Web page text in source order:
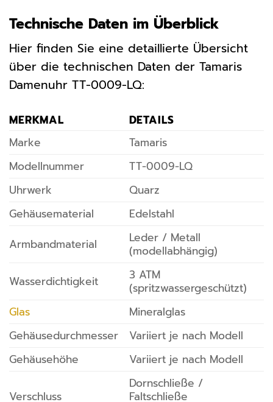
Technische Daten im Überblick
Hier finden Sie eine detaillierte Übersicht
über die technischen Daten der Tamaris
Damenuhr TT-0009-LQ:
MERKMAL
DETAILS
Marke
Tamaris
Modellnummer
TT-0009-LQ
Uhrwerk
Quarz
Gehäusematerial
Edelstahl
Armbandmaterial
Leder / Metall
(modellabhängig)
Wasserdichtigkeit
3 ATM
(spritzwassergeschützt)
Glas
Mineralglas
Gehäusedurchmesser
Variiert je nach Modell
Gehäusehöhe
Variiert je nach Modell
Verschluss
Dornschließe /
Faltschließe